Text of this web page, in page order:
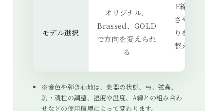
モデル選択
オリジナル、
Brassed、GOLD
で方向を変えられ
る
E線の明る
さや耳あた
りを細かく
整えたいと
※音色や弾き心地は、楽器の状態、弓、弦高、
駒・魂柱の調整、湿度や温度、A線との組み合わ
せなどの使用環境によって変わります。